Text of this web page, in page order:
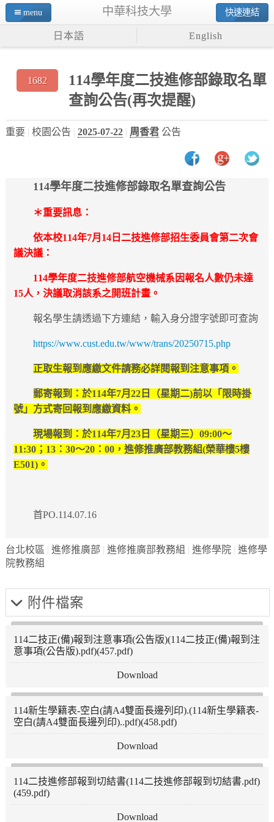
menu 中華科技大學 快速連結
日本語 English
1682
114學年度二技進修部錄取名單
查詢公告(再次提醒)
重要 校園公告 2025-07-22 周香君公告
114學年度二技進修部錄取名單查詢公告
＊重要訊息：
依本校114年7月14日二技進修部招生委員會第二次會
議決議：
114學年度二技進修部航空機械系因報名人數仍未達
15人，決議取消該系之開班計畫。
報名學生請透過下方連結，輸入身分證字號即可查詢
https://www.cust.edu.tw/www/trans/20250715.php
正取生報到 應繳文件請務必詳閱報到注意事項。
郵寄報到：於114年7月22日（星期二)前以「限時掛
號」方式寄回報到應繳資料。
現場報到：於114年7月23日（星期三）09:00～
11:30；13：30～20：00，進修推廣部教務組(榮華樓5樓
E501)。
首PO.114.07.16
台北校區 進修推廣部 進修推廣部教務組 進修學院
進修學
院教務組
附件檔案
114二技正(備)報到注意事項(公告版)(114二技正(備)報到注
意事項(公告版).pdf)(457.pdf)
114新生學籍表-空白(請A4雙面長邊列印).(114新生學籍表-
空白(請A4雙面長邊列印)..pdf)(458.pdf)
114二技進修部報到切結書(114二技進修部報到切結書.pdf)
(459.pdf)